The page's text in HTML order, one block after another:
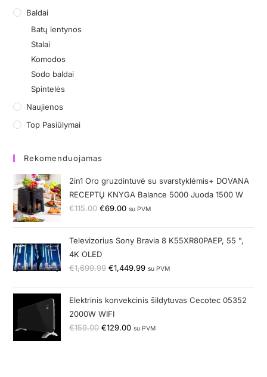
Baldai
Batų lentynos
Stalai
Komodos
Sodo baldai
Spintelės
Naujienos
Top Pasiūlymai
Rekomenduojamas
2in1 Oro gruzdintuvė su svarstyklėmis+ DOVANA
RECEPTŲ KNYGA Balance 5000 Juoda 1500 W
€115.00 €69.00 su PVM
Televizorius Sony Bravia 8 K55XR80PAEP, 55 ",
4K OLED
€1,699.99 €1,449.99 su PVM
Elektrinis konvekcinis šildytuvas Cecotec 05352
2000W WIFI
€159.00 €129.00 su PVM